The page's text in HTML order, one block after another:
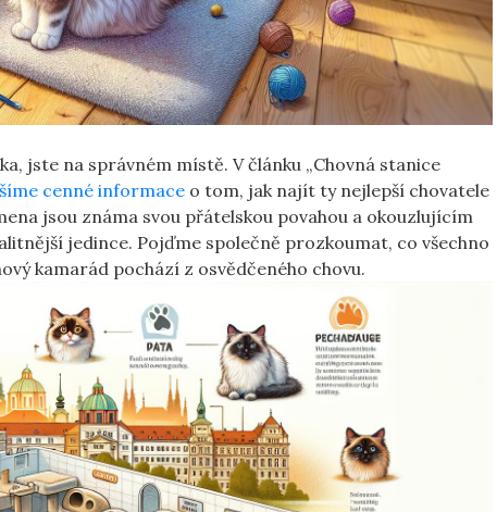
jste na správném místě. V ​článku „Chovná stanice
cenné informace o⁤ tom, jak najít ty nejlepší chovatele
jsou⁢ známa ⁣svou přátelskou povahou a‌ okouzlujícím
jedince.‌ Pojďme společně prozkoumat,‍ co‌ všechno
⁤kamarád pochází z osvědčeného‌ chovu.